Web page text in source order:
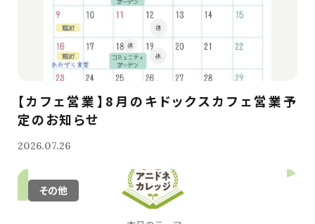
【カフェ営業】8月のキドックスカフェ営業予
定のお知らせ
2026.07.26
その他